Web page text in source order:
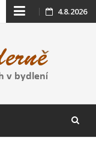
Skip
content
4.8.2026